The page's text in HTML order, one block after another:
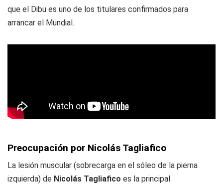
que el Dibu es uno de los titulares confirmados para
arrancar el Mundial.
Preocupación por Nicolás Tagliafico
La lesión muscular (sobrecarga en el sóleo de la pierna
izquierda) de Nicolás Tagliafico es la principal